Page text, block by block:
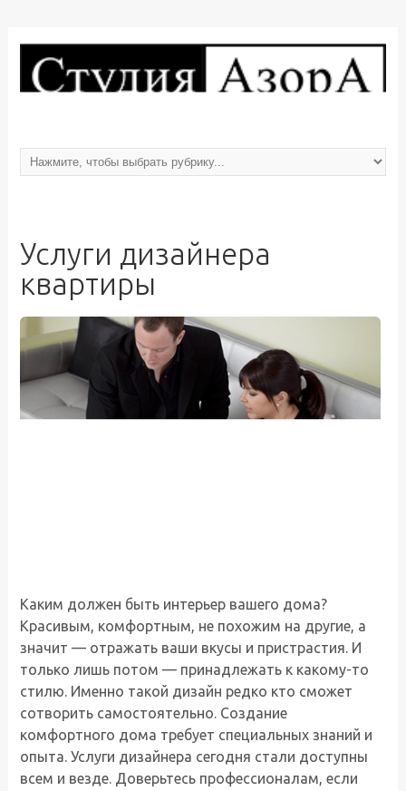
Услуги дизайнера
квартиры
Каким должен быть интерьер вашего дома?
Красивым, комфортным, не похожим на другие, а
значит — отражать ваши вкусы и пристрастия. И
только лишь потом — принадлежать к какому-то
стилю. Именно такой дизайн редко кто сможет
сотворить самостоятельно. Создание
комфортного дома требует специальных знаний и
опыта. Услуги дизайнера сегодня стали доступны
всем и везде. Доверьтесь профессионалам, если